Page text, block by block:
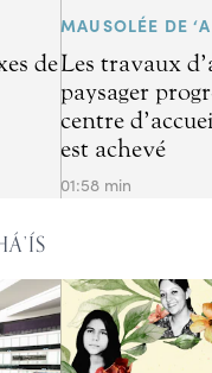
de
MAUSOLÉE DE
Les travaux
paysager
centre
est achevé
01:58 min